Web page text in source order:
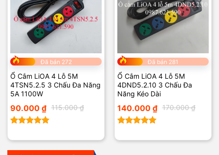
Đã bán 272
Ổ Cắm LiOA 4 Lỗ 5M
4TSN5.2.5 3 Chấu Đa Năng
5A 1100W
hạng5.00
115.000₫
Giá
gốc
là:
115.000 ₫.
90.000 ₫
Giá
hiện
tại
là:
Đã bán 281
Ổ Cắm LiOA 4 Lỗ 5M
4DND5.2.10 3 Chấu Đa
Năng Kéo Dài
hạng5.00
170.000₫
Giá
gốc
là:
170.000 ₫.
140.000 ₫
Giá
hiện
tại
là: